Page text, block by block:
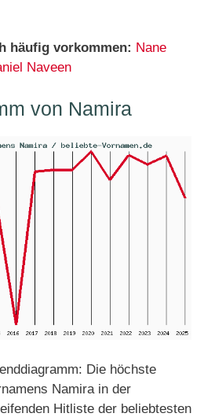
häufig vorkommen: Nane
Naveen
von Namira
Die höchste
Namira in der
Hitliste der beliebtesten